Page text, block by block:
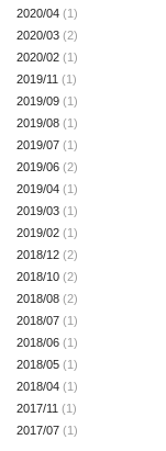
2020/04 (1)
2020/03 (2)
2020/02 (1)
2019/11 (1)
2019/09 (1)
2019/08 (1)
2019/07 (1)
2019/06 (2)
2019/04 (1)
2019/03 (1)
2019/02 (1)
2018/12 (2)
2018/10 (2)
2018/08 (2)
2018/07 (1)
2018/06 (1)
2018/05 (1)
2018/04 (1)
2017/11 (1)
2017/07 (1)